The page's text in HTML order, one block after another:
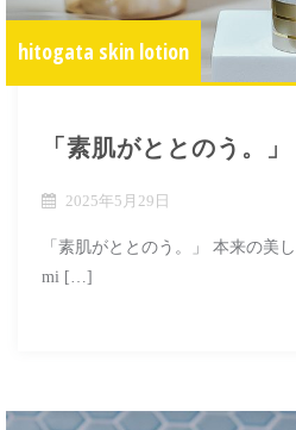
hitogata skin lotion
「素肌がととのう。」
2025年5月29日
「素肌がととのう。」 本来の美
mi […]